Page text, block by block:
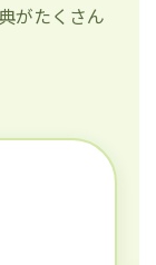
がたくさん